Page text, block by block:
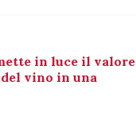
in luce il valore
vino in una